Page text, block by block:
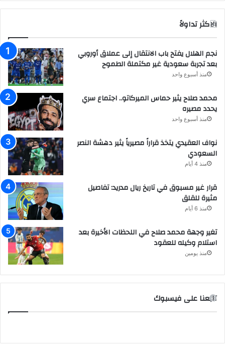
الاكثر تداولاً
نجم الهلال يفتح باب الانتقال إلى عملاق أوروبي
بعد تجربة سعودية غير مكتملة الطموح
منذ أسبوع واحد
محمد صلاح يثير حماس الميركاتو.. اجتماع سري
يحدد مصيره
منذ أسبوع واحد
نواف العقيدي يتخذ قراراً مصيرياً يثير دهشة النصر
السعودي
منذ 4 أيام
قرار غير مسبوق في تاريخ ريال مدريد: تفاصيل
مثيرة للقلق
منذ 6 أيام
تغير وجهة محمد صلاح في اللحظات الأخيرة بعد
استلام وكيله للعقود
منذ يومين
تابعنا على فيسبوك